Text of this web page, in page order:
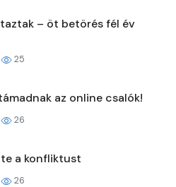
– öt betörés fél év
25
az online csalók!
26
a konfliktust
26